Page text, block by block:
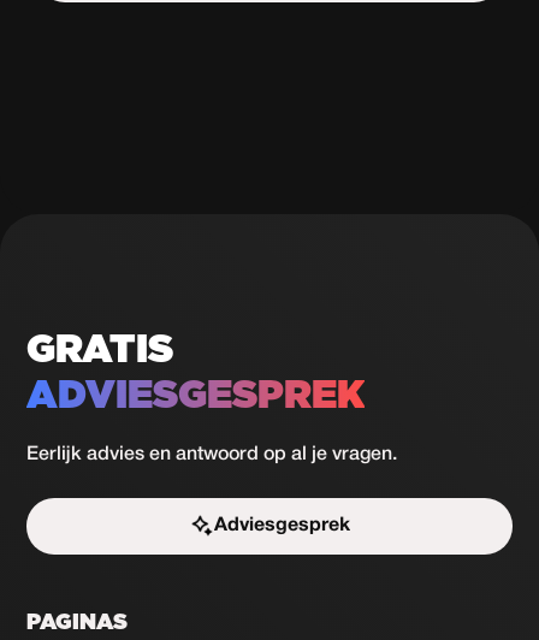
GRATIS
ADVIESGESPREK
Eerlijk advies en antwoord op al je vragen.
Adviesgesprek
Start de uitdaging
PAGINAS